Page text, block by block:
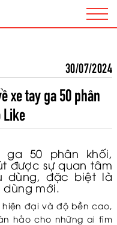
30/07/2024
xe tay ga 50 phân
ga 50 phân khối,
được sự quan tâm
dùng, đặc biệt là
mới.
đại và độ bền cao,
hảo cho những ai tìm